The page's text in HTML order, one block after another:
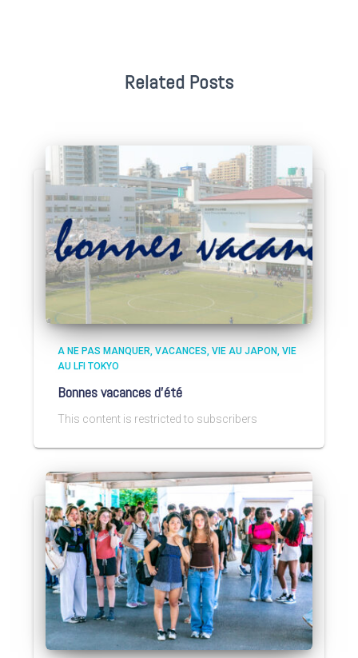
Related Posts
A NE PAS MANQUER VACANCES VIE AU JAPON VIE
AU LFI TOKYO
Bonnes vacances d’été
This content is restricted to subscribers